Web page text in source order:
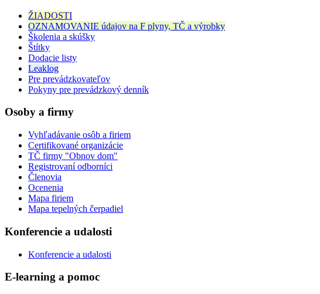
ŽIADOSTI
OZNAMOVANIE údajov na F plyny, TČ a výrobky
Školenia a skúšky
Štítky
Dodacie listy
Leaklog
Pre prevádzkovateľov
Pokyny pre prevádzkový denník
Osoby a firmy
Vyhľadávanie osôb a firiem
Certifikované organizácie
TČ firmy "Obnov dom"
Registrovaní odborníci
Členovia
Ocenenia
Mapa firiem
Mapa tepelných čerpadiel
Konferencie a udalosti
Konferencie a udalosti
E-learning a pomoc